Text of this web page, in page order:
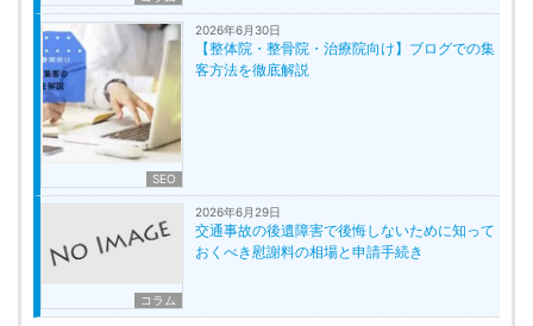
SEO
2026年6月30日
【整体院・整骨院・治療院向け】ブログでの集
客方法を徹底解説
コラム
2026年6月29日
交通事故の後遺障害で後悔しないために知って
おくべき慰謝料の相場と申請手続き